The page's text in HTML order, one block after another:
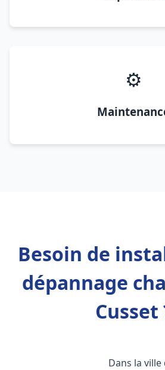
⚙️
Besoin de
dépannage
Cusset
Dans la ville